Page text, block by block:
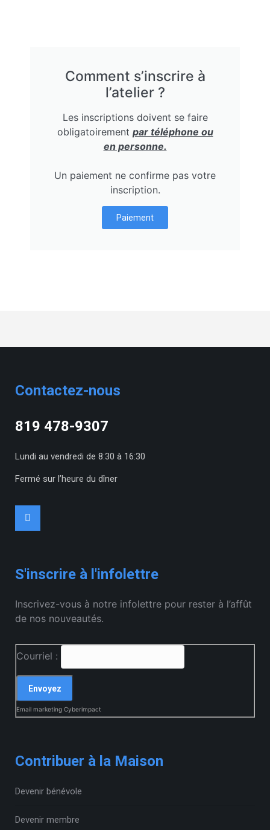
Comment s’inscrire à
l’atelier ?
Les inscriptions doivent se faire
obligatoirement par téléphone ou
en personne.
Un paiement ne confirme pas votre
inscription.
Paiement
Contactez-nous
819 478-9307
Lundi au vendredi de 8:30 à 16:30
Fermé sur l’heure du dîner
S'inscrire à l'infolettre
Inscrivez-vous à notre infolettre pour rester à l’affût
de nos nouveautés.
Courriel :
Email marketing Cyberimpact
Contribuer à la Maison
Devenir bénévole
Devenir membre